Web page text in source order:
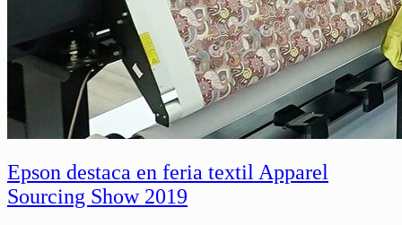
Epson destaca en feria textil Apparel
Sourcing Show 2019